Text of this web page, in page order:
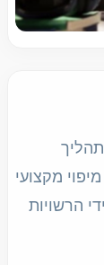
מקצועי
הרשויות